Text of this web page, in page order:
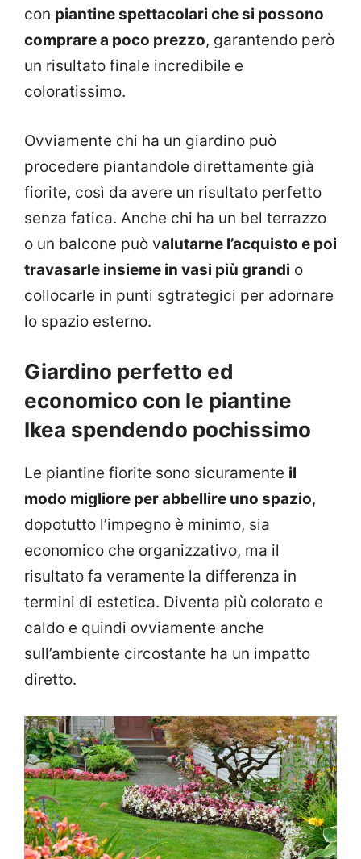
con piantine spettacolari che si possono
comprare a poco prezzo, garantendo però
un risultato finale incredibile e
coloratissimo.
Ovviamente chi ha un giardino può
procedere piantandole direttamente già
fiorite, così da avere un risultato perfetto
senza fatica. Anche chi ha un bel terrazzo
o un balcone può valutarne l’acquisto e poi
travasarle insieme in vasi più grandi o
collocarle in punti sgtrategici per adornare
lo spazio esterno.
Giardino perfetto ed
economico con le piantine
Ikea spendendo pochissimo
Le piantine fiorite sono sicuramente il
modo migliore per abbellire uno spazio,
dopotutto l’impegno è minimo, sia
economico che organizzativo, ma il
risultato fa veramente la differenza in
termini di estetica. Diventa più colorato e
caldo e quindi ovviamente anche
sull’ambiente circostante ha un impatto
diretto.